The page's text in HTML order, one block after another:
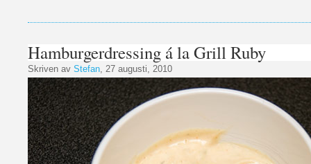
Hamburgerdressing á la Grill Ruby
Skriven av Stefan, 27 augusti, 2010